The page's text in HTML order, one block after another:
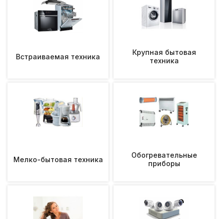
Встраиваемая техника
Крупная бытовая
техника
Мелко-бытовая техника
Обогревательные
приборы